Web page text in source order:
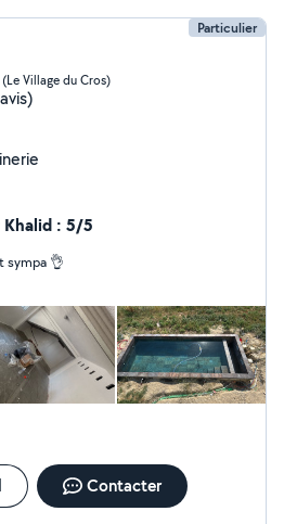
Particulier
Village du Cros)
Khalid : 5/5
sympa 👌
Contacter